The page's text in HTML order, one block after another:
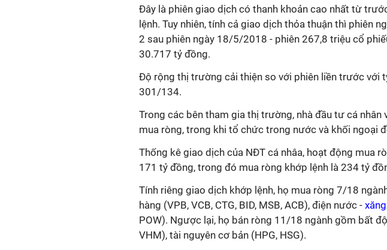
Đây là phiên giao dịch có thanh khoản cao nhất từ
lệnh. Tuy nhiên, tính cả giao dịch thỏa thuận thì phiên
2 sau phiên ngày 18/5/2018 - phiên 267,8 triệu cổ
30.717 tỷ đồng.
Độ rộng thị trường cải thiện so với phiên liền trước với
301/134.
Trong các bên tham gia thị trường, nhà đầu tư cá nhân
mua ròng, trong khi tổ chức trong nước và khối ngoại
Thống kê giao dịch của NĐT cá nhâa, hoạt động mua
171 tỷ đồng, trong đó mua ròng khớp lệnh là 234 tỷ
Tính riêng giao dịch khớp lệnh, họ mua ròng 7/18
hàng (VPB, VCB, CTG, BID, MSB, ACB), điện nước -
POW). Ngược lại, họ bán ròng 11/18 ngành gồm bất
VHM), tài nguyên cơ bản (HPG, HSG).